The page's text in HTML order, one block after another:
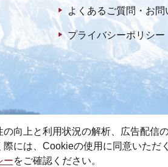
よくあるご質問・お問
プライバシーポリシー
向上と利用状況の解析、広告配信
には、Cookieの使用に同意いただ
ーをご確認ください。